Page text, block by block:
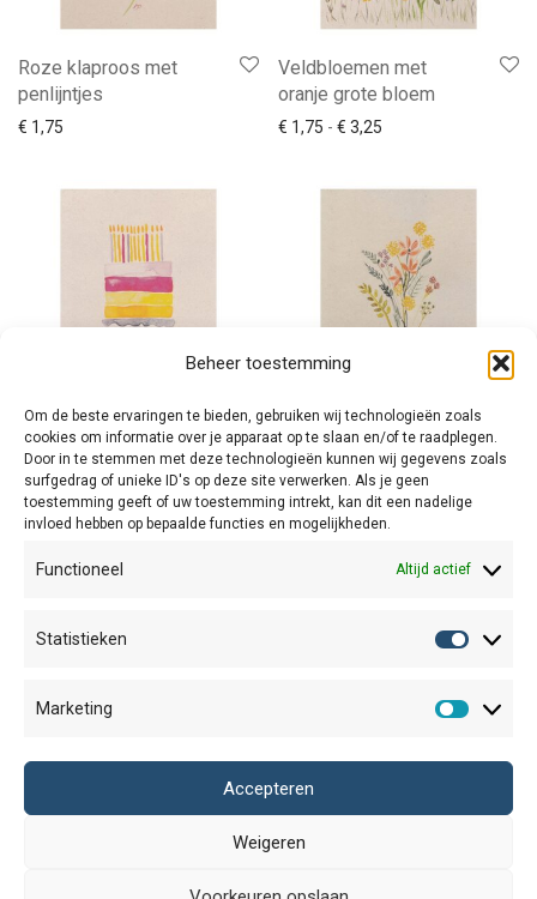
Beheer toestemming
Om de beste ervaringen te bieden, gebruiken wij technologieën zoals
cookies om informatie over je apparaat op te slaan en/of te raadplegen.
Door in te stemmen met deze technologieën kunnen wij gegevens zoals
surfgedrag of unieke ID's op deze site verwerken. Als je geen
toestemming geeft of uw toestemming intrekt, kan dit een nadelige
invloed hebben op bepaalde functies en mogelijkheden.
Functioneel Altijd actief
Statistieken
Marketing
Accepteren
Weigeren
Roze klaproos met
penlijntjes
€ 1,75
Veldbloemen met
oranje grote bloem
€ 1,75 - € 3,25
Taartje
€1,75 -€3,25Prijsklasse: € 1,75 tot € 3,25
Bosje bloemen in pastel
€1,75
Cookiebeleid